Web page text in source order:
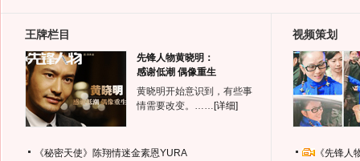
王牌栏目
先锋人物黄晓明：
感谢低潮 偶像重生
黄晓明开始意识到，有些事
情需要改变。…… [详细]
《秘密天使》陈翔情迷金素恩YURA
视频策划
《先锋